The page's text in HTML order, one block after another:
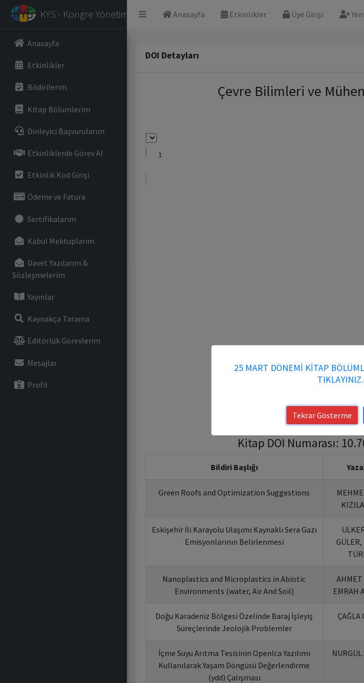
Anasayfa Etkinlikler Üye Girişi
KYS - Kongre Yönetim Sistemi
Anasayfa
Etkinlikler
Bildirilerim
Kitap Bölümlerim
Dinleyici Başvurularım
Etkinliklerde Görev Al
Etkinlik Kod Girişi
Ödeme ve Fatura
Sertifikalarım
Kabul Mektuplarım
Davet Yazılarım &
Sözleşmelerim
Yayınlar
Kaynakça Tarama
Editörlük Görevlerim
Mesajlar
Profil
DOI Detayları
Çevre Bilimleri ve
Kitap DOI Numarası:
Bildiri Başlığı
Green Roofs and Optimization Suggestions
Eskişehir İli Karayolu Ulaşımı Kaynaklı Sera Gazı
Emisyonlarının Belirlenmesi
GÜLER,
Nanoplastics and Microplastics in Abiotic
Environments (water, Air And Soil)
AHMET
EMRAH
Doğu Karadeniz Bölgesi Özelinde Baraj İşleyiş
Süreçlerinde Jeolojik Problemler
ÇAĞLA
İçme Suyu Arıtma Tesisinin Openlca Yazılımı
Kullanılarak Yaşam Döngüsü Değerlendirme
(ydd) Çalışması
NURGÜL
25 MART DÖNEMİ KİTAP
TIKLAYINIZ.
Tekrar Gösterme